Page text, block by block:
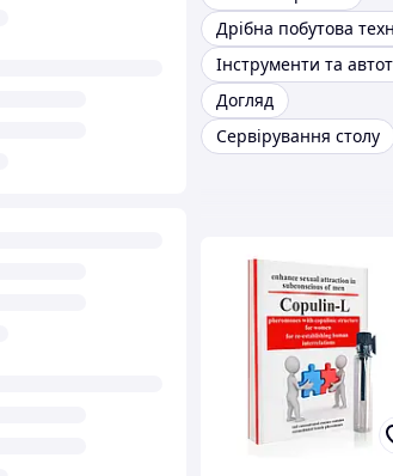
Догляд
Сервірування столу